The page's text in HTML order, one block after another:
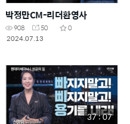
박정만CM-리더환영사
908 50
0
2024.07.13
37 : 07